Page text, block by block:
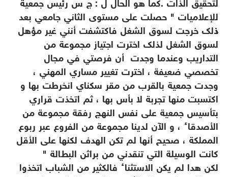
لتحقيق الذات .كما هو الحال ل : ج س رئيس جمعية
للإعلاميات " حصلت على مستوى الثاني جامعي بعد
ذلك خرجت لسوق الشغل فاكتشفت أنني غير مؤهل
لسوق الشغل لذلك اخترت اجتياز مجموعة من
التداريب وعندما وجدت أن فرصتي في مجال
تخصصي ضعيفة ، اخترت تغيير مساري المهني ،
وجدت جمعية بالقرب من مقر سكناي انخرطت بها و
اكتسبت منها تجربة لا بأس بها ، ثم اتخذت قراري
بتأسيس جمعية على نفس النهج رفقة مجموعة من
الأصدقاء ، و الآن لدينا مجموعة من الفروع عبر ربوع
المملكة ، صحيح أنها لم تكن الهدف لكنها على الأقل
كانت الوسيلة التي تنقدني من براثن البطالة "
لكن هدا لم يكن الاستثناء فالكثير من الشباب اتخذوا